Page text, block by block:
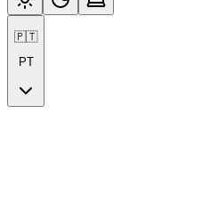
🇵🇹
PT